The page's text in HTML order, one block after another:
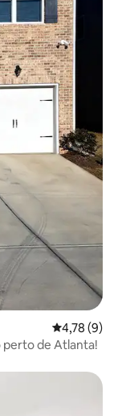
4,78 de
4,78 (9)
de Atlanta!